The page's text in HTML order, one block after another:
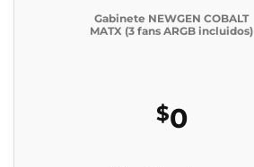
Gabinete NEWGEN COBALT
MATX (3 fans ARGB incluidos)
$0